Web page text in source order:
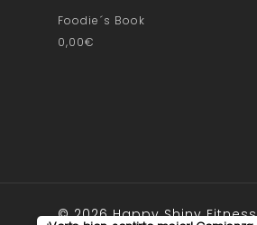
Foodie´s Book
0,00€
© 2026 Happy Shiny